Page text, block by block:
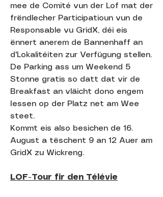
mee de Comité vun der Lof mat der
frëndlecher Participatioun vun de
Responsable vu GridX, déi eis
ënnert anerem de Bannenhaff an
d'Lokalitéiten zur Verfügung stellen.
De Parking ass um Weekend 5
Stonne gratis so datt dat vir de
Breakfast an vläicht dono engem
Iessen op der Platz net am Wee
steet.
Kommt eis also besichen de 16.
August a tëschent 9 an 12 Auer am
GridX zu Wickreng.
LOF-Tour fir den Télévie